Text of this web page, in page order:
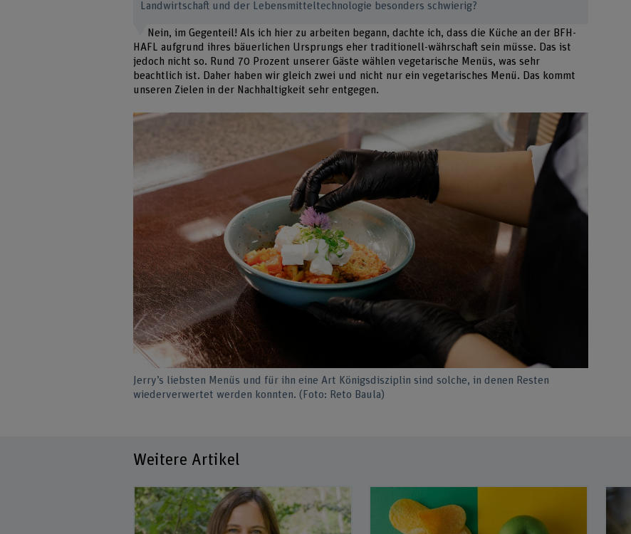
Landwirtschaft und der Lebensmitteltechnologie besonders schwierig?
Nein, im Gegenteil! Als ich hier zu arbeiten begann, dachte ich, dass die Küche an der BFH-
HAFL aufgrund ihres bäuerlichen Ursprungs eher traditionell-währschaft sein müsse. Das ist
jedoch nicht so. Rund 70 Prozent unserer Gäste wählen vegetarische Menüs, was sehr
beachtlich ist. Daher haben wir gleich zwei und nicht nur ein vegetarisches Menü. Das kommt
unseren Zielen in der Nachhaltigkeit sehr entgegen.
Jerry’s liebsten Menüs und für ihn eine Art Königsdisziplin sind solche, in denen Resten
wiederverwertet werden konnten. (Foto: Reto Baula)
Weitere Artikel